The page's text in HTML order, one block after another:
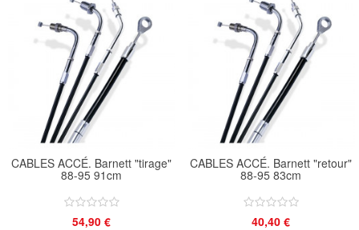
CABLES ACCÉ. Barnett "tirage"
88-95 91cm
54,90 €
CABLES ACCÉ. Barnett "retour"
88-95 83cm
40,40 €